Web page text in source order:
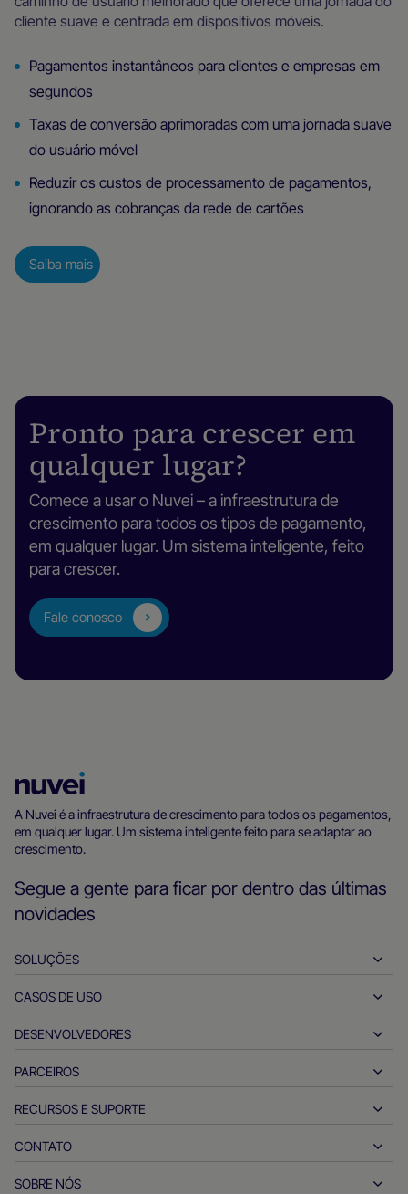
cliente suave e centrada em dispositivos móveis.
Pagamentos instantâneos para clientes e empresas em
segundos
Taxas de conversão aprimoradas com uma jornada suave
do usuário móvel
Reduzir os custos de processamento de pagamentos,
ignorando as cobranças da rede de cartões
Saiba mais
Pronto para crescer em
qualquer lugar?
Comece a usar o Nuvei – a infraestrutura de
crescimento para todos os tipos de pagamento,
em qualquer lugar. Um sistema inteligente, feito
para crescer.
Fale conosco
inicial
da
Nuvei
A Nuvei é a infraestrutura de crescimento para todos os pagamentos,
em qualquer lugar. Um sistema inteligente feito para se adaptar ao
crescimento.
Segue a gente para ficar por dentro das últimas
novidades
SOLUÇÕES
Payins
Payouts
Pagamentos em tempo real
Emissão
Métodos de pagamento
CASOS DE USO
Hospitalidade
Automotivo
Serviços financeiros
DESENVOLVEDORES
Ferramentas para desenvolvedores
Documentos de referência da API
PARCEIROS
Seja nosso parceiro
Produtos e soluções de parceiros
Parceiros de tecnologia
RECURSOS E SUPORTE
Atendimento ao cliente
Recursos para empresas
CONTATO
Dúvidas sobre vendas dos comerciantes
SOBRE NÓS